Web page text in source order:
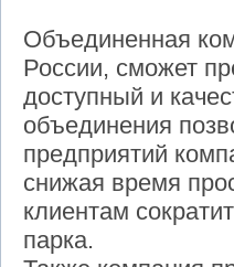
Объединенная
России, сможет
доступный и
объединения
предприятий
снижая время
клиентам
парка.